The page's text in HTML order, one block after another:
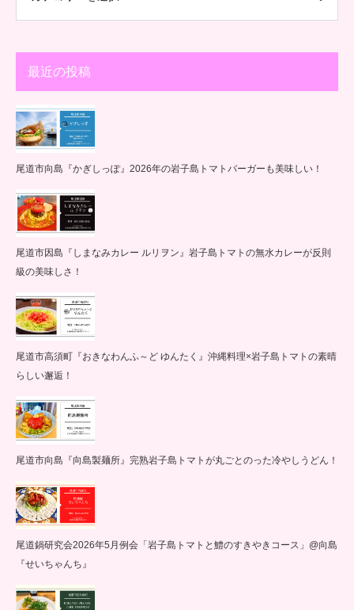
最近の投稿
尾道市向島『かぎしっぽ』2026年の岩子島トマトバーガーも美味しい！
尾道市因島『しまなみカレー ルリヲン』岩子島トマトの無水カレーが反則
級の美味しさ！
尾道市高須町『おきなわんふ～ど ゆんたく』沖縄料理×岩子島トマトの素晴
らしい邂逅！
尾道市向島『向島製麺所』完熟岩子島トマトが丸ごとのった冷やしうどん！
尾道鍋研究会2026年5月例会「岩子島トマトと鱧のすきやきコース」@向島
『せいちゃんち』